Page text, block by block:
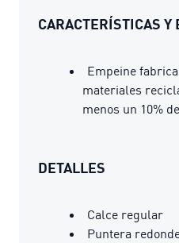
CARACTERÍSTICAS Y
Empeine
materiales
menos un 10%
DETALLES
Calce regular
Puntera